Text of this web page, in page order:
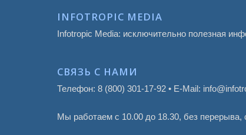
INFOTROPIC MEDIA
Infotropic Media: исключительно полезная
СВЯЗЬ С НАМИ
Телефон: 8 (800) 301-17-92 • E-Mail:
Мы работаем с 10.00 до 18.30, без перерыва,